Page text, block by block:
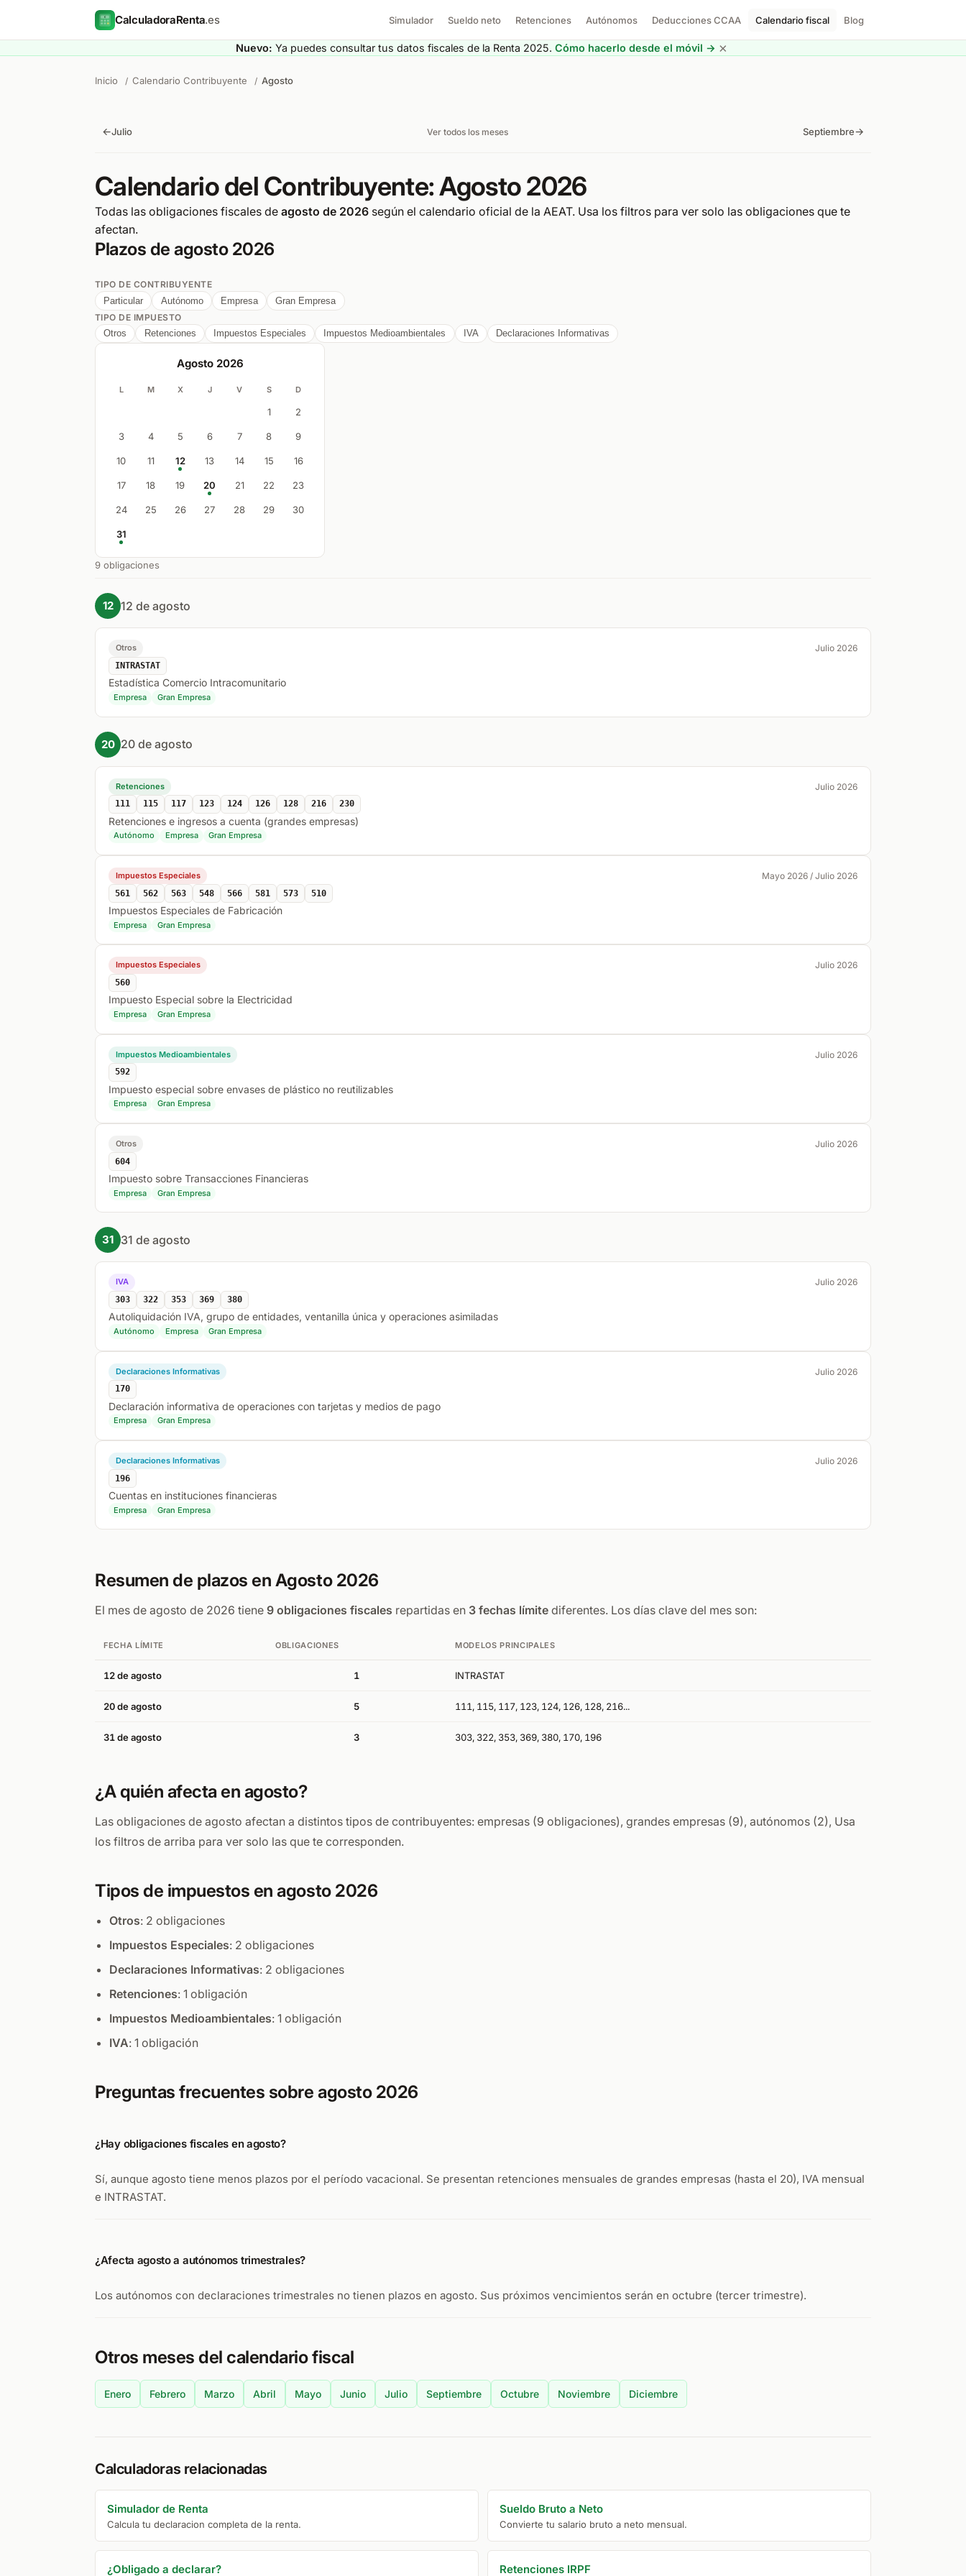
CalculadoraRenta.es Simulador Sueldo neto Retenciones Autónomos Deducciones CCAA Calendario fiscal Blog
Nuevo: Ya puedes consultar tus datos fiscales de la Renta 2025. Cómo hacerlo desde el móvil → ×
Inicio / Calendario Contribuyente / Agosto
←Julio Ver todos los meses Septiembre→
Calendario del Contribuyente: Agosto 2026
Todas las obligaciones fiscales de agosto de 2026 según el calendario oficial de la AEAT. Usa los filtros para ver solo las obligaciones que te
afectan.
Plazos de agosto 2026
TIPO DE CONTRIBUYENTE
Particular
Autónomo Empresa
Gran Empresa
TIPO DE IMPUESTO
Otros
Retenciones Impuestos Especiales Impuestos Medioambientales IVA Declaraciones Informativas
Agosto 2026
L M X J V S D
1 2
3 4 5 6 7 8 9
10 11 12 13 14 15 16
17 18 19 20 21 22 23
24 25 26 27 28 29 30
31
9 obligaciones
12 12 de agosto
Otros Julio 2026
INTRASTAT
Estadística Comercio Intracomunitario
Empresa Gran Empresa
20 20 de agosto
Retenciones Julio 2026
111 115 117 123 124 126 128 216 230
Retenciones e ingresos a cuenta (grandes empresas)
Autónomo Empresa Gran Empresa
Impuestos Especiales Mayo 2026 / Julio 2026
561 562 563 548 566 581 573 510
Impuestos Especiales de Fabricación
Empresa Gran Empresa
Impuestos Especiales Julio 2026
560
Impuesto Especial sobre la Electricidad
Empresa Gran Empresa
Impuestos Medioambientales Julio 2026
592
Impuesto especial sobre envases de plástico no reutilizables
Empresa Gran Empresa
Otros Julio 2026
604
Impuesto sobre Transacciones Financieras
Empresa Gran Empresa
31 31 de agosto
IVA Julio 2026
303 322 353 369 380
Autoliquidación IVA, grupo de entidades, ventanilla única y operaciones asimiladas
Autónomo Empresa Gran Empresa
Declaraciones Informativas Julio 2026
170
Declaración informativa de operaciones con tarjetas y medios de pago
Empresa Gran Empresa
Declaraciones Informativas Julio 2026
196
Cuentas en instituciones financieras
Empresa Gran Empresa
Resumen de plazos en Agosto 2026
El mes de agosto de 2026 tiene 9 obligaciones fiscales repartidas en 3 fechas límite diferentes. Los días clave del mes son:
FECHA LÍMITE OBLIGACIONES MODELOS PRINCIPALES
12 de agosto 1 INTRASTAT
20 de agosto 5 111, 115, 117, 123, 124, 126, 128, 216...
31 de agosto 3 303, 322, 353, 369, 380, 170, 196
¿A quién afecta en agosto?
Las obligaciones de agosto afectan a distintos tipos de contribuyentes: empresas (9 obligaciones), grandes empresas (9), autónomos (2), Usa
los filtros de arriba para ver solo las que te corresponden.
Tipos de impuestos en agosto 2026
Otros: 2 obligaciones
Impuestos Especiales: 2 obligaciones
Declaraciones Informativas: 2 obligaciones
Retenciones: 1 obligación
Impuestos Medioambientales: 1 obligación
IVA: 1 obligación
Preguntas frecuentes sobre agosto 2026
¿Hay obligaciones fiscales en agosto?
Sí, aunque agosto tiene menos plazos por el período vacacional. Se presentan retenciones mensuales de grandes empresas (hasta el 20), IVA mensual
e INTRASTAT.
¿Afecta agosto a autónomos trimestrales?
Los autónomos con declaraciones trimestrales no tienen plazos en agosto. Sus próximos vencimientos serán en octubre (tercer trimestre).
Otros meses del calendario fiscal
Enero Febrero Marzo Abril Mayo Junio Julio Septiembre Octubre Noviembre Diciembre
Calculadoras relacionadas
Simulador de Renta
Calcula tu declaracion completa de la renta.
Sueldo Bruto a Neto
Convierte tu salario bruto a neto mensual.
¿Obligado a declarar? Retenciones IRPF